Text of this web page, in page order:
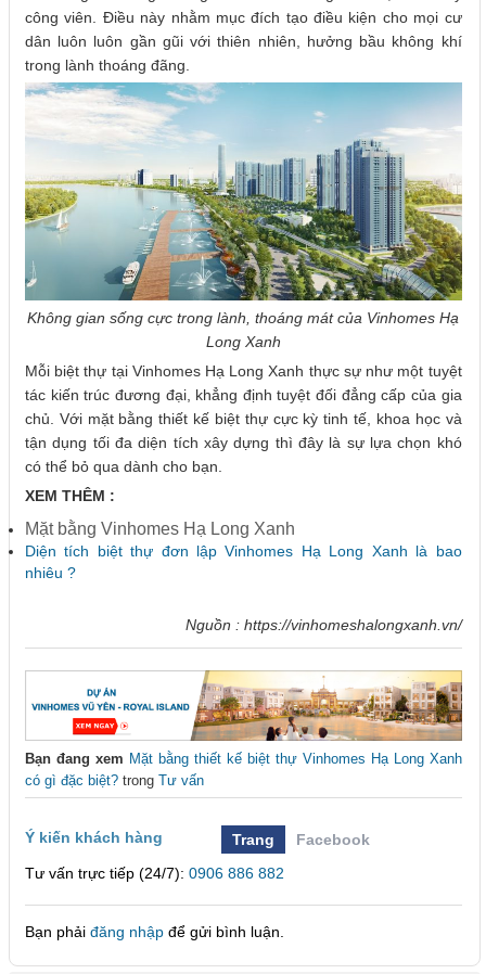
công viên. Điều này nhằm mục đích tạo điều kiện cho mọi cư
dân luôn luôn gần gũi với thiên nhiên, hưởng bầu không khí
trong lành thoáng đãng.
Không gian sống cực trong lành, thoáng mát của Vinhomes Hạ
Long Xanh
Mỗi biệt thự tại Vinhomes Hạ Long Xanh thực sự như một tuyệt
tác kiến trúc đương đại, khẳng định tuyệt đối đẳng cấp của gia
chủ. Với mặt bằng thiết kế biệt thự cực kỳ tinh tế, khoa học và
tận dụng tối đa diện tích xây dựng thì đây là sự lựa chọn khó
có thể bỏ qua dành cho bạn.
XEM THÊM :
Mặt bằng Vinhomes Hạ Long Xanh
Diện tích biệt thự đơn lập Vinhomes Hạ Long Xanh là bao
nhiêu ?
Nguồn : https://vinhomeshalongxanh.vn/
Bạn đang xem Mặt bằng thiết kế biệt thự Vinhomes Hạ Long Xanh
có gì đặc biệt? trong Tư vấn
Ý kiến khách hàng Trang
Facebook
Tư vấn trực tiếp (24/7): 0906 886 882
Bạn phải đăng nhập để gửi bình luận.